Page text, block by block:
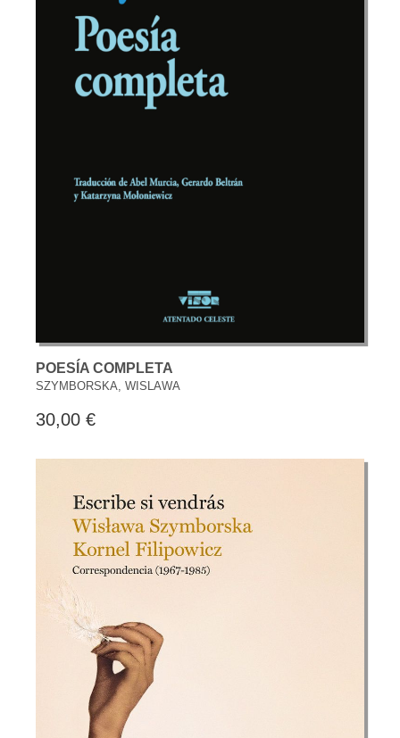
POESÍA COMPLETA
SZYMBORSKA, WISLAWA
30,00 €